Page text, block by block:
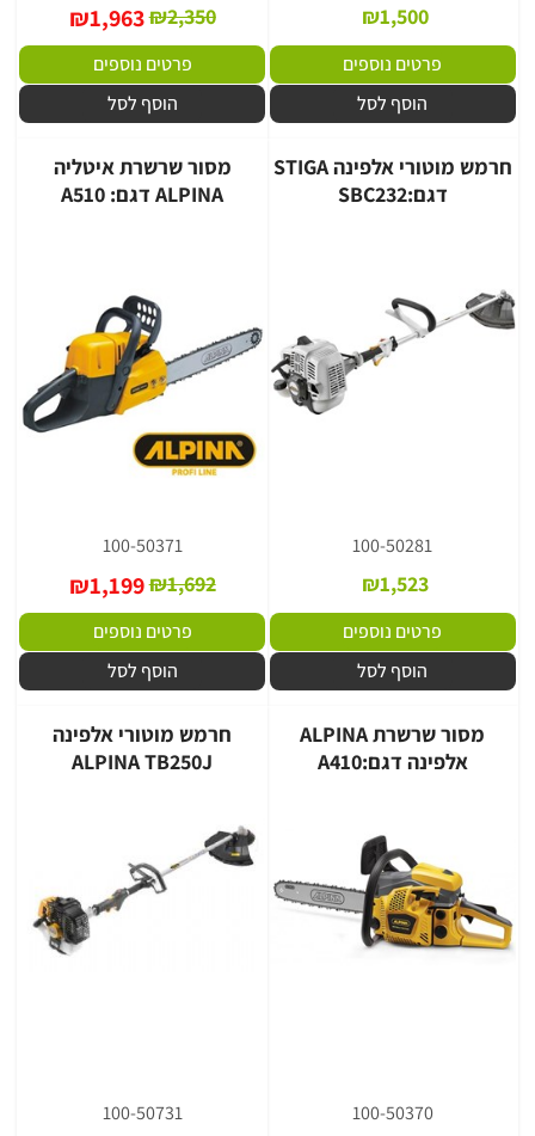
₪1,500
פרטים נוספים
הוסף לסל
₪2,350
₪1,963
פרטים נוספים
הוסף לסל
חרמש מוטורי אלפינה STIGA
דגם:SBC232
100-50281
₪1,523
פרטים נוספים
הוסף לסל
מסור שרשרת איטליה
ALPINA דגם: A510
100-50371
₪1,692
₪1,199
פרטים נוספים
הוסף לסל
מסור שרשרת ALPINA
אלפינה דגם:A410
100-50370
חרמש מוטורי אלפינה
ALPINA TB250J
100-50731